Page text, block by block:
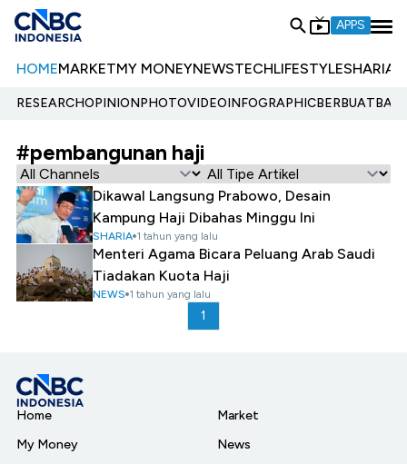
APPS
HOMEMARKETMY MONEYNEWSTECHLIFESTYLESHARIA
RESEARCHOPINIONPHOTOVIDEOINFOGRAPHIC
#pembangunan haji
Dikawal Langsung Prabowo, Desain
Kampung Haji Dibahas Minggu Ini
SHARIA 1 tahun yang lalu
Menteri Agama Bicara Peluang Arab Saudi
Tiadakan Kuota Haji
NEWS 1 tahun yang lalu
1
Home
My Money
Market
News